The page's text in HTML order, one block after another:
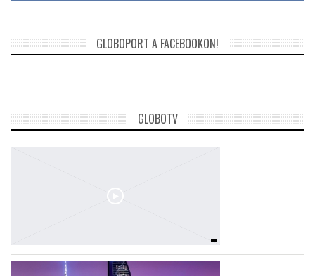
GLOBOPORT A FACEBOOKON!
GLOBOTV